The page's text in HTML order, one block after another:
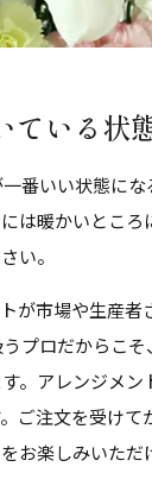
ている状
番いい状態に
は暖かいとこ
い。
が市場や生産
プロだからこ
。アレンジメ
ご注文を受け
お楽しみいただ